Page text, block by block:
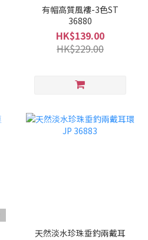
有帽高質風褸-3色ST
36880
HK$139.00
HK$229.00
天然淡水珍珠垂釣兩戴耳